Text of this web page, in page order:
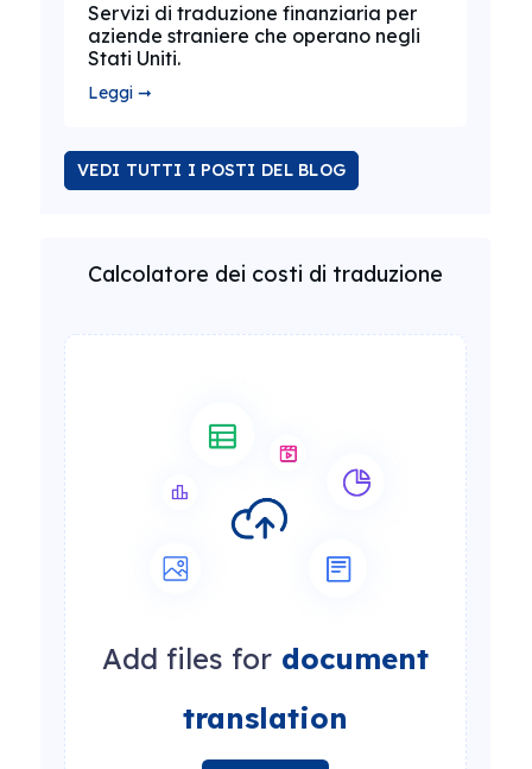
Servizi di traduzione finanziaria per
aziende straniere che operano negli
Stati Uniti.
Leggi ➞
VEDI TUTTI I POSTI DEL BLOG
Calcolatore dei costi di traduzione
Add files for document
translation